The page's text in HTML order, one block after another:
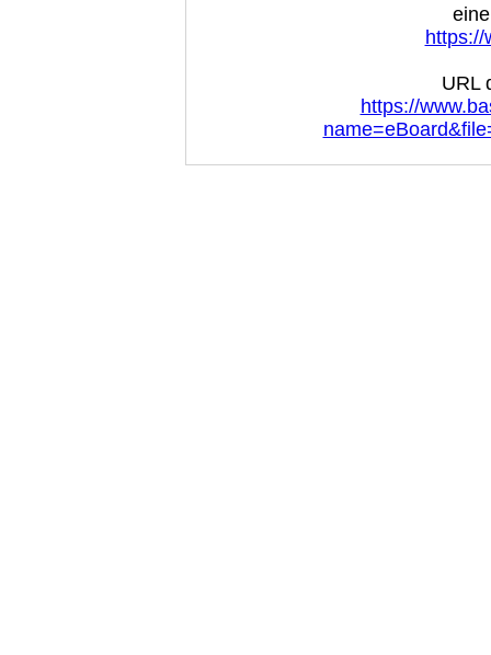
https://
URL
https://